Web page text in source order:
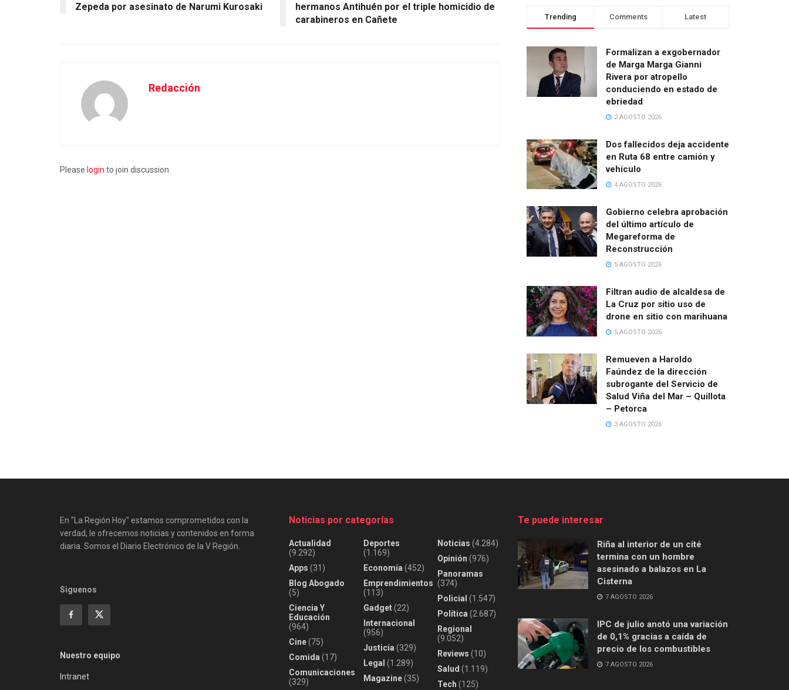
Zepeda por asesinato de Narumi Kurosaki
hermanos Antihuén por el triple homicidio de
carabineros en Cañete
Redacción
Please login to join discussion
Trending Comments Latest
Formalizan a exgobernador
de Marga Marga Gianni
Rivera por atropello
conduciendo en estado de
ebriedad
2 AGOSTO 2026
Dos fallecidos deja accidente
en Ruta 68 entre camión y
vehículo
4 AGOSTO 2026
Gobierno celebra aprobación
del último artículo de
Megareforma de
Reconstrucción
5 AGOSTO 2026
Filtran audio de alcaldesa de
La Cruz por sitio uso de
drone en sitio con marihuana
5 AGOSTO 2026
Remueven a Haroldo
Faúndez de la dirección
subrogante del Servicio de
Salud Viña del Mar – Quillota
– Petorca
3 AGOSTO 2026
En "La Región Hoy" estamos comprometidos con la
verdad, le ofrecemos noticias y contenidos en forma
diaria. Somos el Diario Electrónico de la V Región.
Siguenos
Nuestro equipo
Intranet
Noticias por categorías
Actualidad
(9.292)
Apps (31)
Blog Abogado
(5)
Ciencia Y
Educación
(964)
Cine(75)
Comida (17)
Comunicaciones
(329)
Deportes
(1.169)
Economía (452)
Emprendimientos
(113)
Gadget(22)
Internacional
(956)
Justicia (329)
Legal (1.289)
Magazine(35)
Noticias (4.284)
Opinión (976)
Panoramas
(374)
Policial (1.547)
Política (2.687)
Regional
(9.052)
Reviews (10)
Salud (1.119)
Tech (125)
Te puede interesar
Riña al interior de un cité
termina con un hombre
asesinado a balazos en La
Cisterna
7 AGOSTO 2026
IPC de julio anotó una variación
de 0,1% gracias a caída de
precio de los combustibles
7 AGOSTO 2026